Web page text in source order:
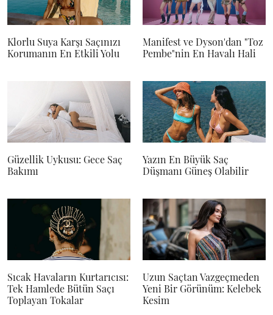
Klorlu Suya Karşı Saçınızı
Korumanın En Etkili Yolu
Manifest ve Dyson'dan "Toz
Pembe"nin En Havalı Hali
Güzellik Uykusu: Gece Saç
Bakımı
Yazın En Büyük Saç
Düşmanı Güneş Olabilir
Sıcak Havaların Kurtarıcısı:
Tek Hamlede Bütün Saçı
Toplayan Tokalar
Uzun Saçtan Vazgeçmeden
Yeni Bir Görünüm: Kelebek
Kesim